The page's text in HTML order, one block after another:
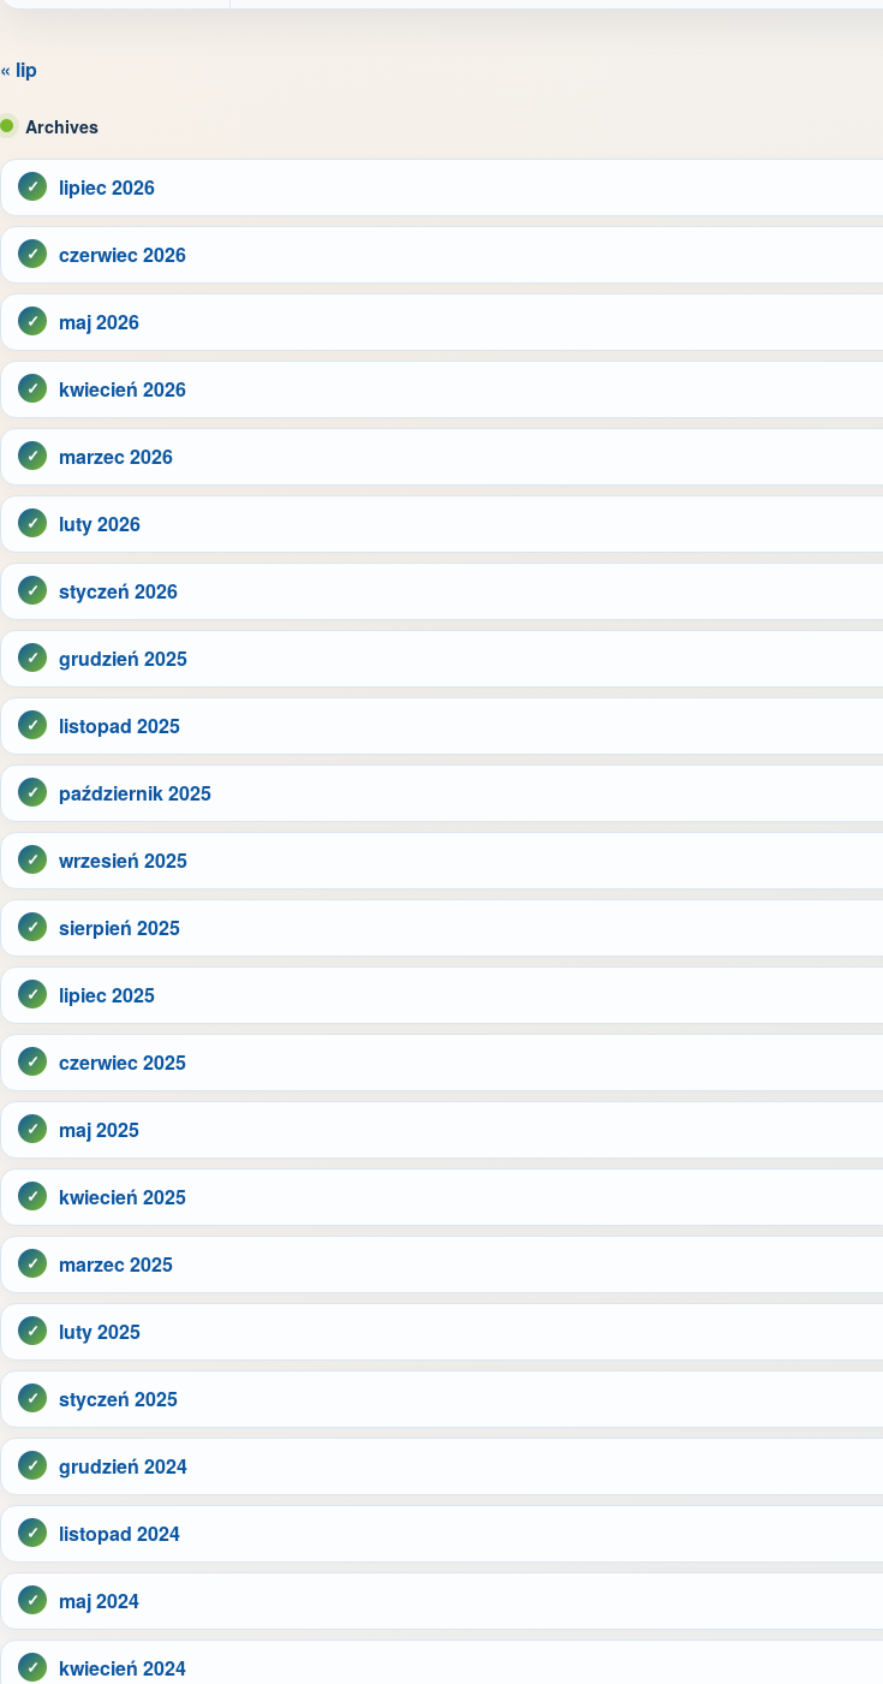
« lip
Archives
lipiec 2026
czerwiec 2026
maj 2026
kwiecień 2026
marzec 2026
luty 2026
styczeń 2026
grudzień 2025
listopad 2025
październik 2025
wrzesień 2025
sierpień 2025
lipiec 2025
czerwiec 2025
maj 2025
kwiecień 2025
marzec 2025
luty 2025
styczeń 2025
grudzień 2024
listopad 2024
maj 2024
kwiecień 2024